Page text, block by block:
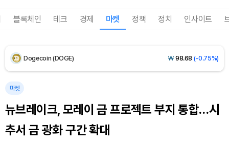
블록체인 테크 경제 마켓 정책 정치 인사이트
Bitcoin (BTC) 91,710,743 (-0.56%)
마켓
뉴브레이크, 모레이 금 프로젝트 부지 통합…시
추서 금 광화 구간 확대